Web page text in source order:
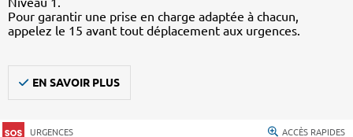
Pour garantir une prise en charge adaptée à chacun,
appelez le 15 avant tout déplacement aux urgences.
EN SAVOIR PLUS
URGENCES ACCÈS RAPIDES